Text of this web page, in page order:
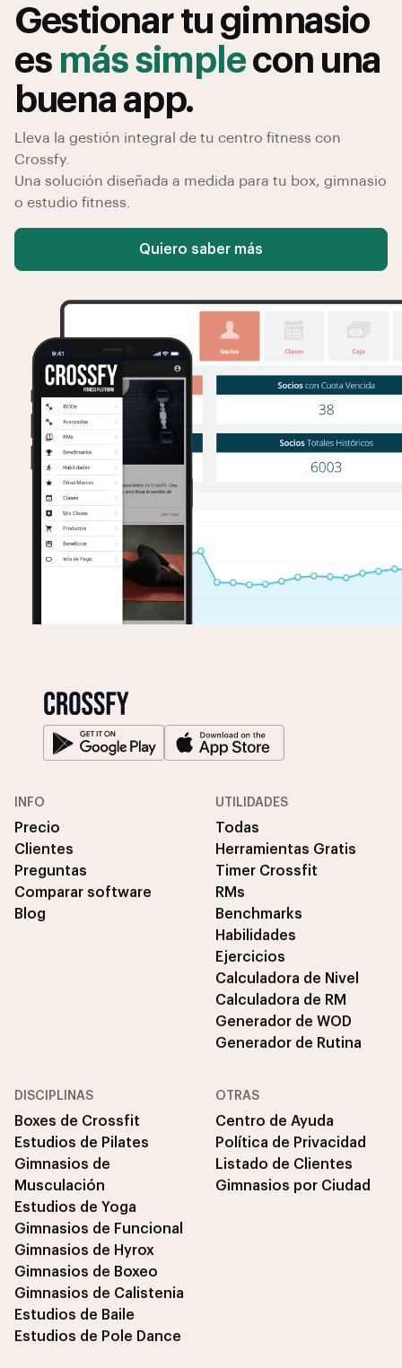
Gestionar tu gimnasio
es más simplecon una
buena app.
Lleva la gestión integral de tu centro fitness con
Crossfy.
Una solución diseñada a medida para tu box, gimnasio
o estudio fitness.
Quiero saber más
INFO
Precio
Clientes
Preguntas
Comparar software
Blog
UTILIDADES
Todas
Herramientas Gratis
Timer Crossfit
RMs
Benchmarks
Habilidades
Ejercicios
Calculadora de Nivel
Calculadora de RM
Generador de WOD
Generador de Rutina
DISCIPLINAS
Boxes de Crossfit
Estudios de Pilates
Gimnasios de
Musculación
Estudios de Yoga
Gimnasios de Funcional
Gimnasios de Hyrox
Gimnasios de Boxeo
Gimnasios de Calistenia
Estudios de Baile
Estudios de Pole Dance
OTRAS
Centro de Ayuda
Política de Privacidad
Listado de Clientes
Gimnasios por Ciudad